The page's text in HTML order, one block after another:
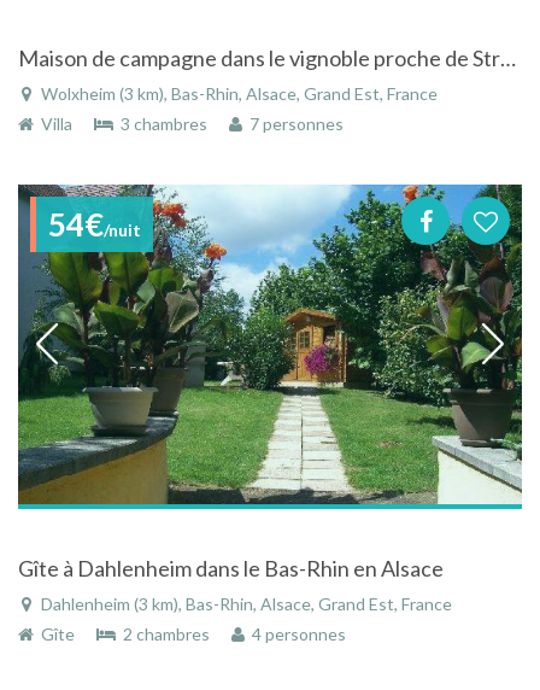
Maison de campagne dans le vignoble proche de Strasbourg à Wolxheim en Alsace
Wolxheim (3 km), Bas-Rhin, Alsace, Grand Est, France
Villa
3 chambres 7 personnes
54€/nuit
Gîte à Dahlenheim dans le Bas-Rhin en Alsace
Dahlenheim (3 km), Bas-Rhin, Alsace, Grand Est, France
Gîte
2 chambres 4 personnes